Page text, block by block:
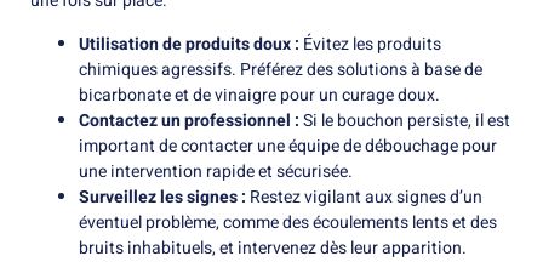
Utilisation de produits doux : Évitez les produits
chimiques agressifs. Préférez des solutions à base de
bicarbonate et de vinaigre pour un curage doux.
Contactez un professionnel :Si le bouchon persiste, il est
important de contacter une équipe de débouchage pour
une intervention rapide et sécurisée.
Surveillez les signes : Restez vigilant aux signes d’un
éventuel problème, comme des écoulements lents et des
bruits inhabituels, et intervenez dès leur apparition.